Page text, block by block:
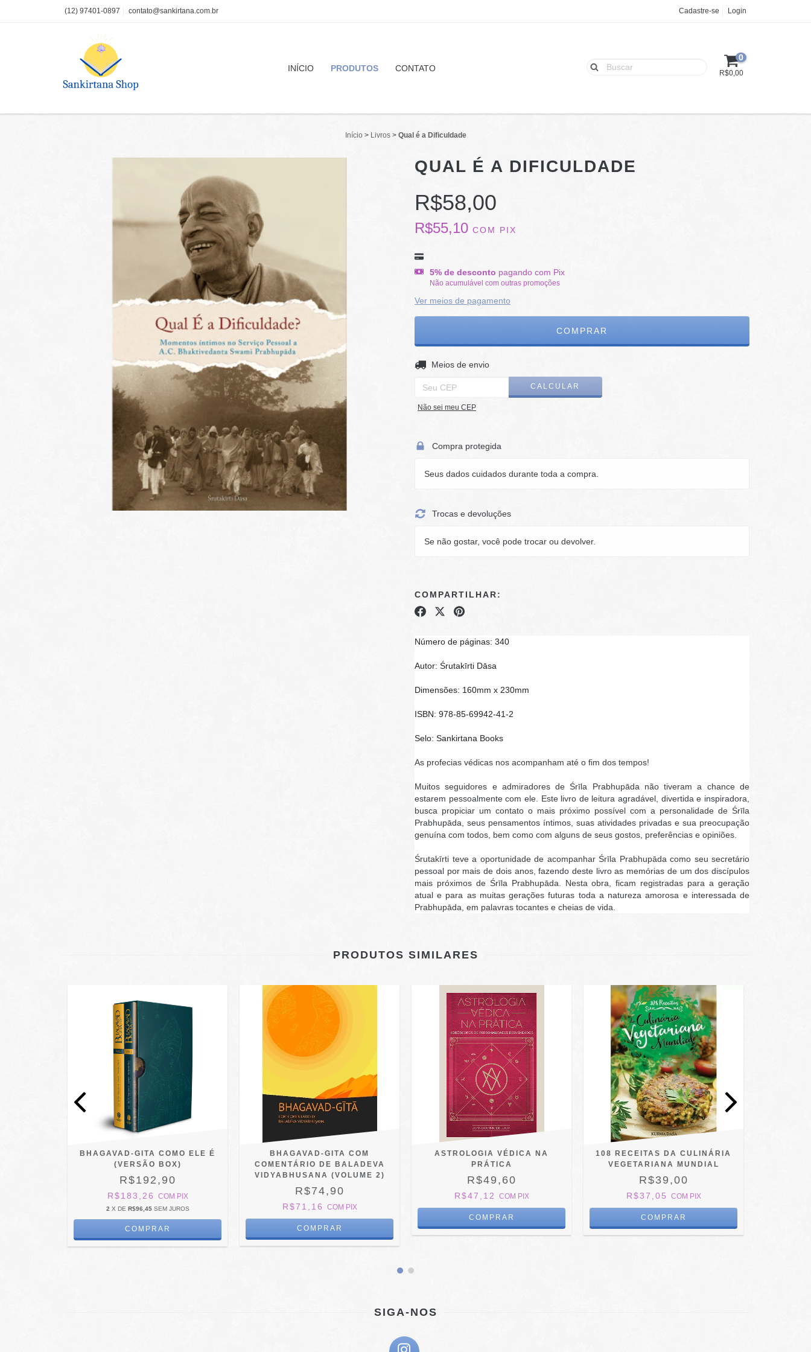
(12) 97401-0897 contato@sankirtana.com.br Cadastre-se Login
INÍCIO PRODUTOS CONTATO
0
R$0,00
Início > Livros > Qual é a Dificuldade
QUAL É A DIFICULDADE
R$58,00
R$55,10 COM PIX
5% de desconto pagando com Pix
Não acumulável com outras promoções
Ver meios de pagamento
Entregas para o CEP:
Meios de envio
CALCULAR
Não sei meu CEP
Compra protegida
Seus dados cuidados durante toda a compra.
Trocas e devoluções
Se não gostar, você pode trocar ou devolver.
COMPARTILHAR:
Número de páginas: 340
Autor: Śrutakīrti Dāsa
Dimensões: 160mm x 230mm
ISBN: 978-85-69942-41-2
Selo: Sankirtana Books
As profecias védicas nos acompanham até o fim dos tempos!
Muitos seguidores e admiradores de Śrīla Prabhupāda não tiveram a chance de
estarem pessoalmente com ele. Este livro de leitura agradável, divertida e inspiradora,
busca propiciar um contato o mais próximo possível com a personalidade de Śrīla
Prabhupāda, seus pensamentos íntimos, suas atividades privadas e sua preocupação
genuína com todos, bem como com alguns de seus gostos, preferências e opiniões.
Śrutakīrti teve a oportunidade de acompanhar Śrīla Prabhupāda como seu secretário
pessoal por mais de dois anos, fazendo deste livro as memórias de um dos discípulos
mais próximos de Śrīla Prabhupāda. Nesta obra, ficam registradas para a geração
atual e para as muitas gerações futuras toda a natureza amorosa e interessada de
Prabhupāda, em palavras tocantes e cheias de vida.
PRODUTOS SIMILARES
BHAGAVAD-GITA COMO ELE É
(VERSÃO BOX)
R$192,90
R$183,26 COM PIX
2 X DE R$96,45 SEM JUROS
BHAGAVAD-GITA COM
COMENTÁRIO DE BALADEVA
VIDYABHUSANA (VOLUME 2)
R$74,90
R$71,16 COM PIX
ASTROLOGIA VÉDICA NA
PRÁTICA
R$49,60
R$47,12 COM PIX
108 RECEITAS DA CULINÁRIA
VEGETARIANA MUNDIAL
R$39,00
R$37,05 COM PIX
SIGA-NOS